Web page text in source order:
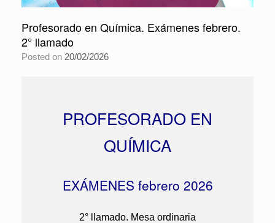
Profesorado en Química. Exámenes febrero.
2° llamado
Posted on 20/02/2026
PROFESORADO EN
QUÍMICA
EXÁMENES febrero 2026
2° llamado. Mesa ordinaria